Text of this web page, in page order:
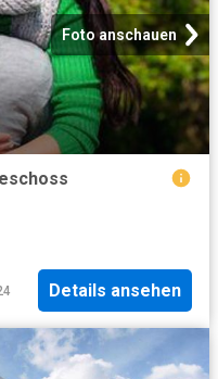
Foto anschauen
Details ansehen